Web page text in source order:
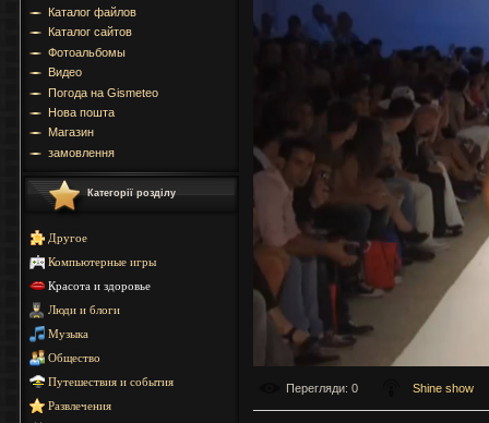
Каталог файлов
Каталог сайтов
Фотоальбомы
Видео
Погода на Gismeteo
Нова пошта
Магазин
замовлення
Категорії розділу
Другое
Компьютерные игры
Красота и здоровье
Люди и блоги
Музыка
Общество
Путешествия и события
Развлечения
Перегляди: 0 Shine show